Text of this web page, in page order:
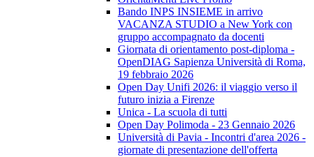
Bando INPS INSIEME in arrivo
VACANZA STUDIO a New York con
gruppo accompagnato da docenti
Giornata di orientamento post-diploma -
OpenDIAG Sapienza Università di Roma,
19 febbraio 2026
Open Day Unifi 2026: il viaggio verso il
futuro inizia a Firenze
Unica - La scuola di tutti
Open Day Polimoda - 23 Gennaio 2026
Università di Pavia - Incontri d'area 2026 -
giornate di presentazione dell'offerta